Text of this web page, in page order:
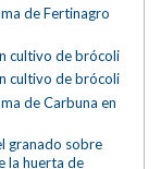
de Fertinagro
cultivo de brócoli
cultivo de brócoli
de Carbuna en
granado sobre
la huerta de